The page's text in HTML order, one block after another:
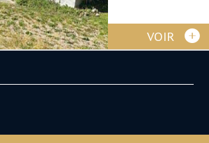
VOIR